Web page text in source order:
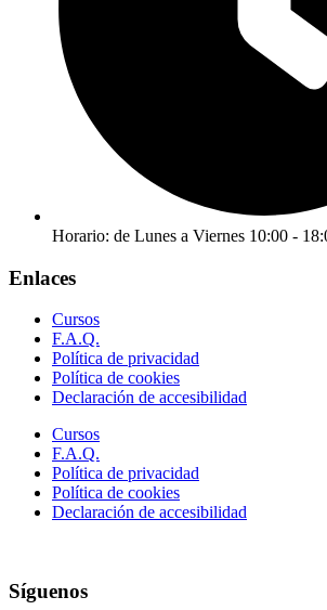
Horario: de Lunes a Viernes 10:00 -
Enlaces
Cursos
F.A.Q.
Política de privacidad
Política de cookies
Declaración de accesibilidad
Cursos
F.A.Q.
Política de privacidad
Política de cookies
Declaración de accesibilidad
Síguenos